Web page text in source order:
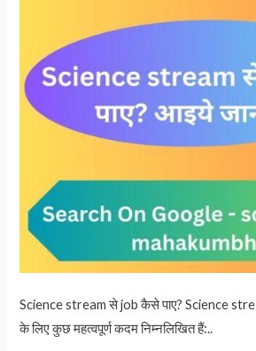
Science stream से job कैसे पाए? Science
के लिए कुछ महत्वपूर्ण कदम निम्नलिखित हैं:..